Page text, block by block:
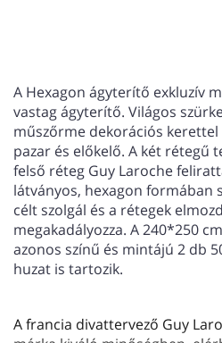
A Hexagon ágyterítő exkluzív
vastag ágyterítő. Világos
műszőrme dekorációs kerettel
pazar és előkelő. A két
felső réteg Guy Laroche
látványos, hexagon formában
célt szolgál és a rétegek
megakadályozza. A 240*250
azonos színű és mintájú 2 db
huzat is tartozik.
A francia divattervező Guy